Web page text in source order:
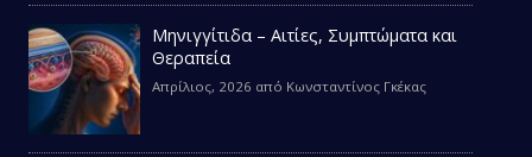
Μηνιγγίτιδα – Αιτίες, Συμπτώματα και
Θεραπεία
Απρίλιος, 2026 από Κωνσταντίνος Γκέκας